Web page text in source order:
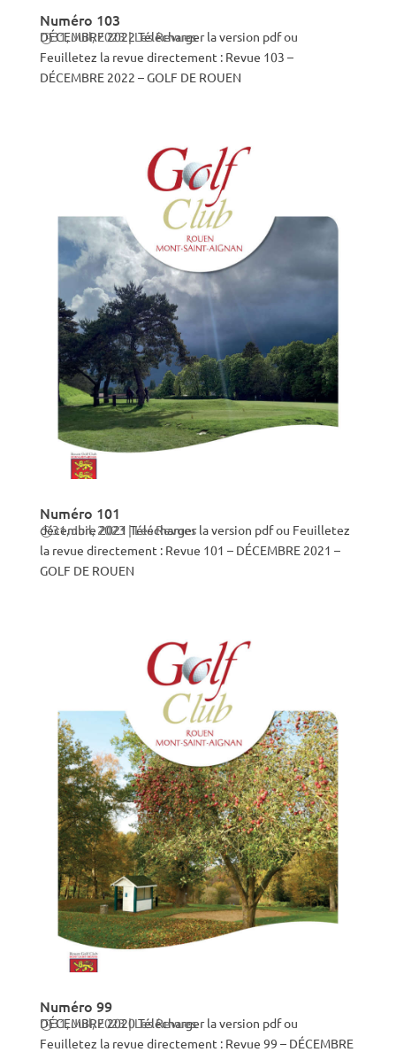
Numéro 103
31, Juil, 2023|Les Revues
DÉCEMBRE 2022 Télécharger la version pdf ou
Feuilletez la revue directement : Revue 103 –
DÉCEMBRE 2022 – GOLF DE ROUEN
Numéro 101
31, Juil, 2023|Les Revues
décembre 2021 Télécharger la version pdf ou Feuilletez
la revue directement : Revue 101 – DÉCEMBRE 2021 –
GOLF DE ROUEN
Numéro 99
31, Juil, 2023|Les Revues
DÉCEMBRE 2020 Télécharger la version pdf ou
Feuilletez la revue directement : Revue 99 – DÉCEMBRE